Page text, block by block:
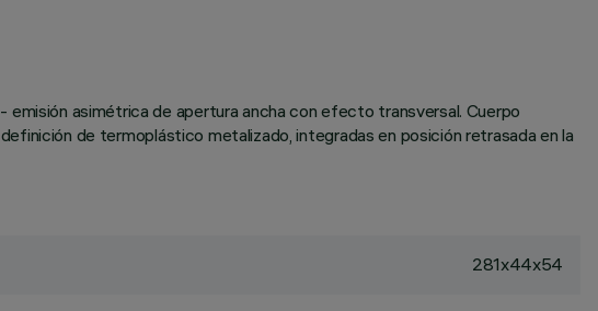
asimétrica de apertura ancha con efecto transversal. Cuerpo
de termoplástico metalizado, integradas en posición retrasada en la
281x44x54